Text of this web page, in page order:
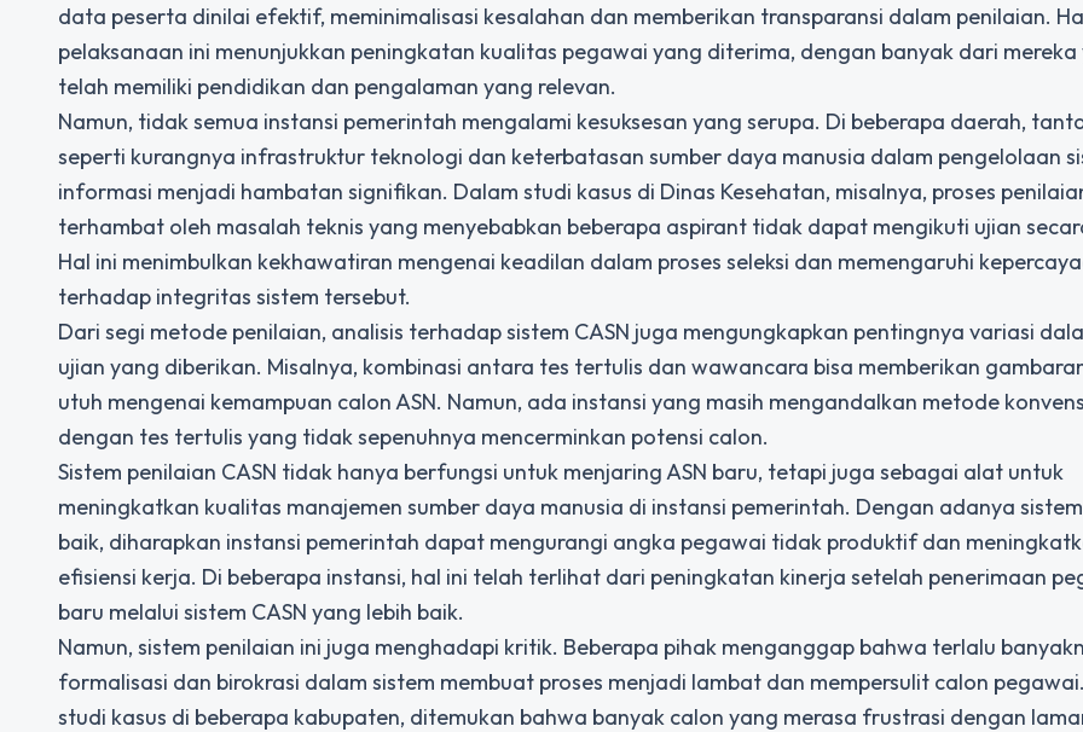
data peserta dinilai efektif, meminimalisasi kesalahan dan memberikan transparansi dalam penilaian.
pelaksanaan ini menunjukkan peningkatan kualitas pegawai yang diterima, dengan banyak dari mereka
telah memiliki pendidikan dan pengalaman yang relevan.
Namun, tidak semua instansi pemerintah mengalami kesuksesan yang serupa. Di beberapa daerah,
seperti kurangnya infrastruktur teknologi dan keterbatasan sumber daya manusia dalam pengelolaan
informasi menjadi hambatan signifikan. Dalam studi kasus di Dinas Kesehatan, misalnya, proses
terhambat oleh masalah teknis yang menyebabkan beberapa aspirant tidak dapat mengikuti ujian
Hal ini menimbulkan kekhawatiran mengenai keadilan dalam proses seleksi dan memengaruhi
terhadap integritas sistem tersebut.
Dari segi metode penilaian, analisis terhadap sistem CASN juga mengungkapkan pentingnya variasi
ujian yang diberikan. Misalnya, kombinasi antara tes tertulis dan wawancara bisa memberikan
utuh mengenai kemampuan calon ASN. Namun, ada instansi yang masih mengandalkan metode
dengan tes tertulis yang tidak sepenuhnya mencerminkan potensi calon.
Sistem penilaian CASN tidak hanya berfungsi untuk menjaring ASN baru, tetapi juga sebagai alat untuk
meningkatkan kualitas manajemen sumber daya manusia di instansi pemerintah. Dengan adanya
baik, diharapkan instansi pemerintah dapat mengurangi angka pegawai tidak produktif dan
efisiensi kerja. Di beberapa instansi, hal ini telah terlihat dari peningkatan kinerja setelah penerimaan
baru melalui sistem CASN yang lebih baik.
Namun, sistem penilaian ini juga menghadapi kritik. Beberapa pihak menganggap bahwa terlalu
formalisasi dan birokrasi dalam sistem membuat proses menjadi lambat dan mempersulit calon
studi kasus di beberapa kabupaten, ditemukan bahwa banyak calon yang merasa frustrasi dengan